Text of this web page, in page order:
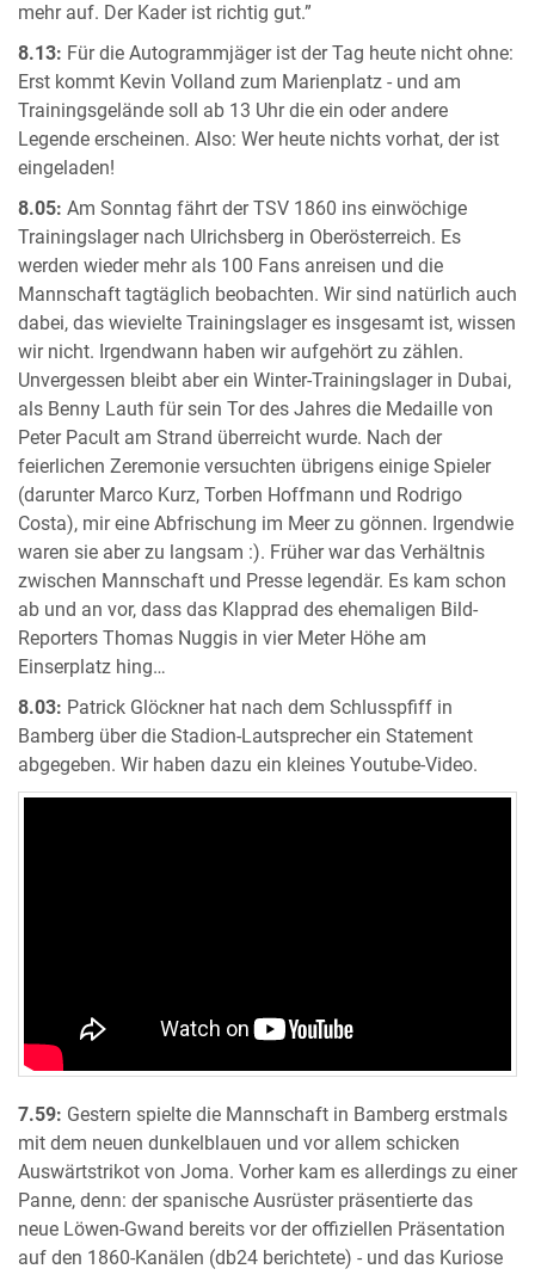
mehr auf. Der Kader ist richtig gut.”
8.13: Für die Autogrammjäger ist der Tag heute nicht ohne:
Erst kommt Kevin Volland zum Marienplatz - und am
Trainingsgelände soll ab 13 Uhr die ein oder andere
Legende erscheinen. Also: Wer heute nichts vorhat, der ist
eingeladen!
8.05: Am Sonntag fährt der TSV 1860 ins einwöchige
Trainingslager nach Ulrichsberg in Oberösterreich. Es
werden wieder mehr als 100 Fans anreisen und die
Mannschaft tagtäglich beobachten. Wir sind natürlich auch
dabei, das wievielte Trainingslager es insgesamt ist, wissen
wir nicht. Irgendwann haben wir aufgehört zu zählen.
Unvergessen bleibt aber ein Winter-Trainingslager in Dubai,
als Benny Lauth für sein Tor des Jahres die Medaille von
Peter Pacult am Strand überreicht wurde. Nach der
feierlichen Zeremonie versuchten übrigens einige Spieler
(darunter Marco Kurz, Torben Hoffmann und Rodrigo
Costa), mir eine Abfrischung im Meer zu gönnen. Irgendwie
waren sie aber zu langsam :). Früher war das Verhältnis
zwischen Mannschaft und Presse legendär. Es kam schon
ab und an vor, dass das Klapprad des ehemaligen Bild-
Reporters Thomas Nuggis in vier Meter Höhe am
Einserplatz hing…
8.03: Patrick Glöckner hat nach dem Schlusspfiff in
Bamberg über die Stadion-Lautsprecher ein Statement
abgegeben. Wir haben dazu ein kleines Youtube-Video.
7.59: Gestern spielte die Mannschaft in Bamberg erstmals
mit dem neuen dunkelblauen und vor allem schicken
Auswärtstrikot von Joma. Vorher kam es allerdings zu einer
Panne, denn: der spanische Ausrüster präsentierte das
neue Löwen-Gwand bereits vor der offiziellen Präsentation
auf den 1860-Kanälen (db24 berichtete) - und das Kuriose